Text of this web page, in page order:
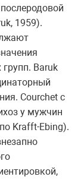
1959).
Baruk
Courchet с
у мужчин
Krafft-Ebing).